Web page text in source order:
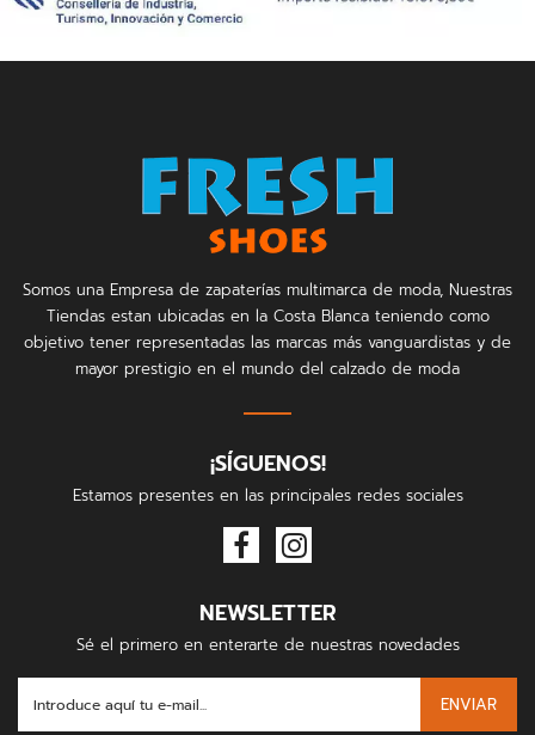
Somos una Empresa de zapaterías multimarca de moda, Nuestras
Tiendas estan ubicadas en la Costa Blanca teniendo como
objetivo tener representadas las marcas más vanguardistas y de
mayor prestigio en el mundo del calzado de moda
¡SÍGUENOS!
Estamos presentes en las principales redes sociales
NEWSLETTER
Sé el primero en enterarte de nuestras novedades
ENVIAR